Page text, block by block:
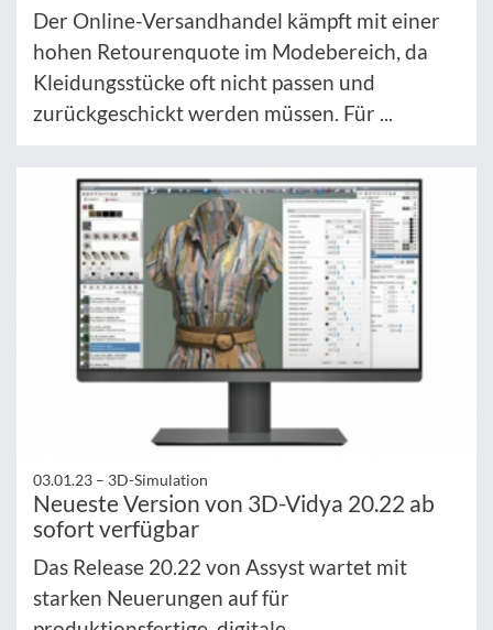
Der Online-Versandhandel kämpft mit einer
hohen Retourenquote im Modebereich, da
Kleidungsstücke oft nicht passen und
zurückgeschickt werden müssen. Für ...
03.01.23 – 3D-Simulation
Neueste Version von 3D-Vidya 20.22 ab
sofort verfügbar
Das Release 20.22 von Assyst wartet mit
starken Neuerungen auf für